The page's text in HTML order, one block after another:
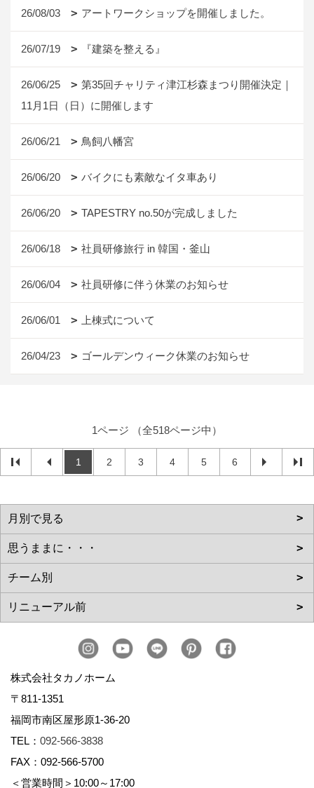
26/08/03 アートワークショップを開催しました。
26/07/19 『建築を整える』
26/06/25
第35回チャリティ津江杉森まつり開催決定｜
11月1日（日）に開催します
26/06/21 鳥飼八幡宮
26/06/20 バイクにも素敵なイタ車あり
26/06/20 TAPESTRY no.50が完成しました
26/06/18 社員研修旅行 in 韓国・釜山
26/06/04 社員研修に伴う休業のお知らせ
26/06/01 上棟式について
26/04/23 ゴールデンウィーク休業のお知らせ
1ページ （全518ページ中）
1 2 3 4 5 6
株式会社タカノホーム
〒811-1351
福岡市南区屋形原1-36-20
TEL： 092-566-3838
FAX：092-566-5700
＜営業時間＞10:00～17:00